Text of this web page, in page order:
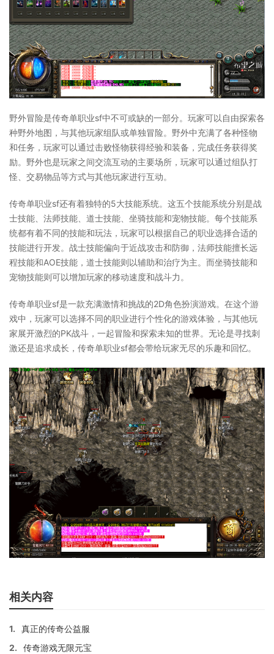
野外冒险是传奇单职业sf中不可或缺的一部分。玩家可以自由探索各
种野外地图，与其他玩家组队或单独冒险。野外中充满了各种怪物
和任务，玩家可以通过击败怪物获得经验和装备，完成任务获得奖
励。野外也是玩家之间交流互动的主要场所，玩家可以通过组队打
怪、交易物品等方式与其他玩家进行互动。
传奇单职业sf还有着独特的5大技能系统。这五个技能系统分别是战
士技能、法师技能、道士技能、坐骑技能和宠物技能。每个技能系
统都有着不同的技能和玩法，玩家可以根据自己的职业选择合适的
技能进行开发。战士技能偏向于近战攻击和防御，法师技能擅长远
程技能和AOE技能，道士技能则以辅助和治疗为主。而坐骑技能和
宠物技能则可以增加玩家的移动速度和战斗力。
传奇单职业sf是一款充满激情和挑战的2D角色扮演游戏。在这个游
戏中，玩家可以选择不同的职业进行个性化的游戏体验，与其他玩
家展开激烈的PK战斗，一起冒险和探索未知的世界。无论是寻找刺
激还是追求成长，传奇单职业sf都会带给玩家无尽的乐趣和回忆。
相关内容
1.
真正的传奇公益服
2.
传奇游戏无限元宝